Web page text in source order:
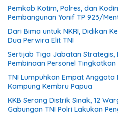
Pemkab Kotim, Polres, dan
Pembangunan Yonif TP 923/
Dari Bima untuk NKRI, Didikan
Dua Perwira Elit TNI
Sertijab Tiga Jabatan Strategis,
Pembinaan Personel
TNI Lumpuhkan Empat
Kampung Kembru Papua
KKB Serang Distrik Sinak, 12
Gabungan TNI Polri Lakukan